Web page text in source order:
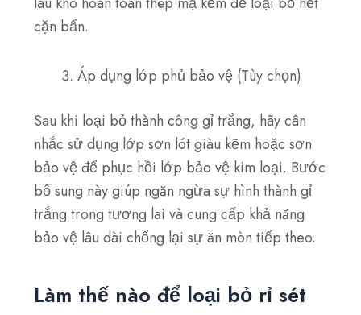
cặn bẩn.
Áp dụng lớp phủ bảo vệ (Tùy chọn)
Sau khi loại bỏ thành công gỉ trắng, hãy cân
nhắc sử dụng lớp sơn lót giàu kẽm hoặc sơn
bảo vệ để phục hồi lớp bảo vệ kim loại. Bước
bổ sung này giúp ngăn ngừa sự hình thành gỉ
trắng trong tương lai và cung cấp khả năng
bảo vệ lâu dài chống lại sự ăn mòn tiếp theo.
Làm thế nào để loại bỏ rỉ sét